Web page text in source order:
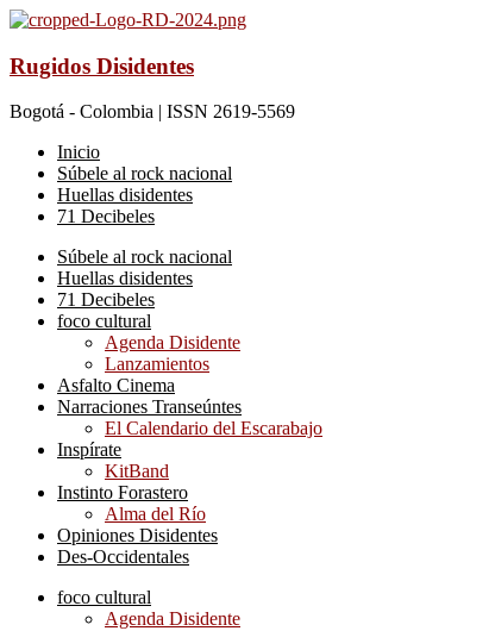
Rugidos Disidentes
Bogotá - Colombia | ISSN 2619-5569
Inicio
Súbele al rock nacional
Huellas disidentes
71 Decibeles
Súbele al rock nacional
Huellas disidentes
71 Decibeles
foco cultural
Agenda Disidente
Lanzamientos
Asfalto Cinema
Narraciones Transeúntes
El Calendario del Escarabajo
Inspírate
KitBand
Instinto Forastero
Alma del Río
Opiniones Disidentes
Des-Occidentales
foco cultural
Agenda Disidente